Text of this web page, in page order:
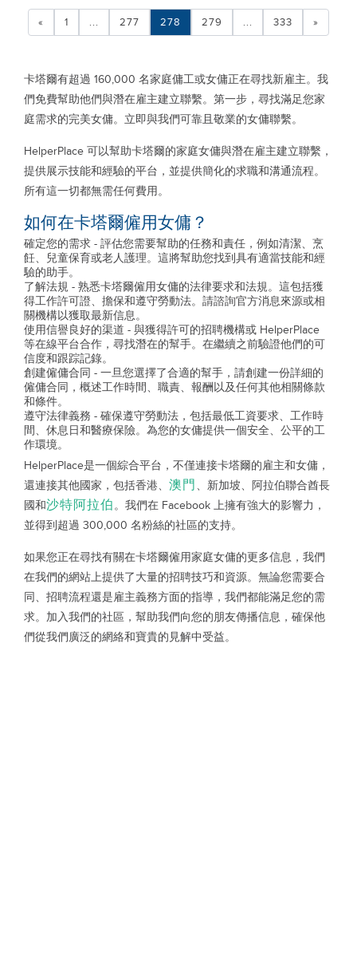
« 1 ... 277 278 279 ... 333 »
卡塔爾有超過 160,000 名家庭傭工或女傭正在尋找新雇主。我
們免費幫助他們與潛在雇主建立聯繫。第一步，尋找滿足您家
庭需求的完美女傭。立即與我們可靠且敬業的女傭聯繫。
HelperPlace 可以幫助卡塔爾的家庭女傭與潛在雇主建立聯繫，
提供展示技能和經驗的平台，並提供簡化的求職和溝通流程。
所有這一切都無需任何費用。
如何在卡塔爾僱用女傭？
確定您的需求 - 評估您需要幫助的任務和責任，例如清潔、烹
飪、兒童保育或老人護理。這將幫助您找到具有適當技能和經
驗的助手。
了解法規 - 熟悉卡塔爾僱用女傭的法律要求和法規。這包括獲
得工作許可證、擔保和遵守勞動法。請諮詢官方消息來源或相
關機構以獲取最新信息。
使用信譽良好的渠道 - 與獲得許可的招聘機構或 HelperPlace
等在線平台合作，尋找潛在的幫手。在繼續之前驗證他們的可
信度和跟踪記錄。
創建僱傭合同 - 一旦您選擇了合適的幫手，請創建一份詳細的
僱傭合同，概述工作時間、職責、報酬以及任何其他相關條款
和條件。
遵守法律義務 - 確保遵守勞動法，包括最低工資要求、工作時
間、休息日和醫療保險。為您的女傭提供一個安全、公平的工
作環境。
HelperPlace是一個綜合平台，不僅連接卡塔爾的雇主和女傭，
還連接其他國家，包括香港、 澳門 、新加坡、阿拉伯聯合酋長
國和沙特阿拉伯。我們在 Facebook 上擁有強大的影響力，
並得到超過 300,000 名粉絲的社區的支持。
如果您正在尋找有關在卡塔爾僱用家庭女傭的更多信息，我們
在我們的網站上提供了大量的招聘技巧和資源。無論您需要合
同、招聘流程還是雇主義務方面的指導，我們都能滿足您的需
求。加入我們的社區，幫助我們向您的朋友傳播信息，確保他
們從我們廣泛的網絡和寶貴的見解中受益。